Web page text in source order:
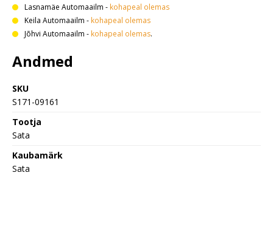
Lasnamäe Automaailm - kohapeal olemas
Keila Automaailm - kohapeal olemas
Jõhvi Automaailm - kohapeal olemas.
Andmed
SKU
S171-09161
Tootja
Sata
Kaubamärk
Sata